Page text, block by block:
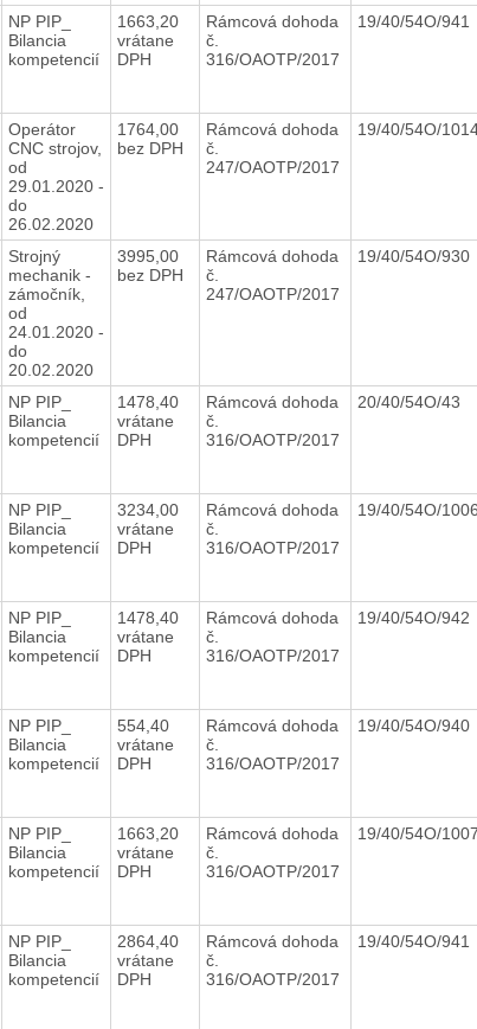
NP PIP_
Bilancia
kompetencií
1663,20
vrátane
DPH
Rámcová dohoda
č.
316/OAOTP/2017
19/40/54O/941
Operátor
CNC strojov,
od
29.01.2020 -
do
26.02.2020
1764,00
bez DPH
Rámcová dohoda
č.
247/OAOTP/2017
19/40/54O/
Strojný
mechanik -
zámočník,
od
24.01.2020 -
do
20.02.2020
3995,00
bez DPH
Rámcová dohoda
č.
247/OAOTP/2017
19/40/54O/930
NP PIP_
Bilancia
kompetencií
1478,40
vrátane
DPH
Rámcová dohoda
č.
316/OAOTP/2017
20/40/54O/43
NP PIP_
Bilancia
kompetencií
3234,00
vrátane
DPH
Rámcová dohoda
č.
316/OAOTP/2017
19/40/54O/1006
NP PIP_
Bilancia
kompetencií
1478,40
vrátane
DPH
Rámcová dohoda
č.
316/OAOTP/2017
19/40/54O/942
NP PIP_
Bilancia
kompetencií
554,40
vrátane
DPH
Rámcová dohoda
č.
316/OAOTP/2017
19/40/54O/940
NP PIP_
Bilancia
kompetencií
1663,20
vrátane
DPH
Rámcová dohoda
č.
316/OAOTP/2017
19/40/54O/1007
NP PIP_
Bilancia
kompetencií
2864,40
vrátane
DPH
Rámcová dohoda
č.
316/OAOTP/2017
19/40/54O/941